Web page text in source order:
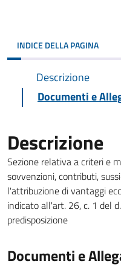
INDICE DELLA PAGINA
Descrizione
Documenti e
Descrizione
Sezione relativa a criteri e
sovvenzioni, contributi,
l'attribuzione di vantaggi
indicato all'art. 26, c. 1 del
predisposizione
Documenti e